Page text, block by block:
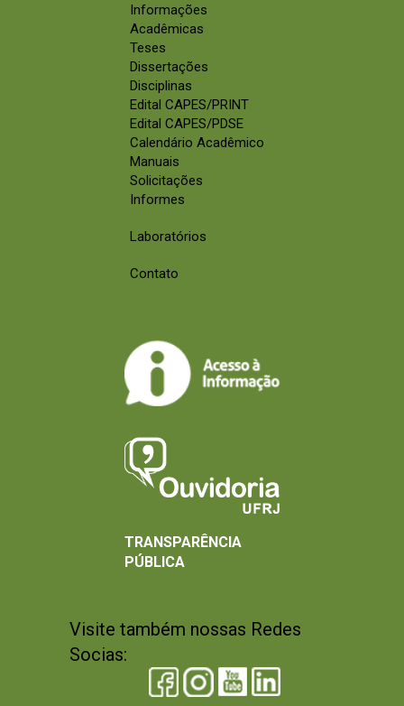
Informações
Acadêmicas
Teses
Dissertações
Disciplinas
Edital CAPES/PRINT
Edital CAPES/PDSE
Calendário Acadêmico
Manuais
Solicitações
Informes
Laboratórios
Contato
Visite também nossas Redes
Socias:
TRANSPARÊNCIA
PÚBLICA